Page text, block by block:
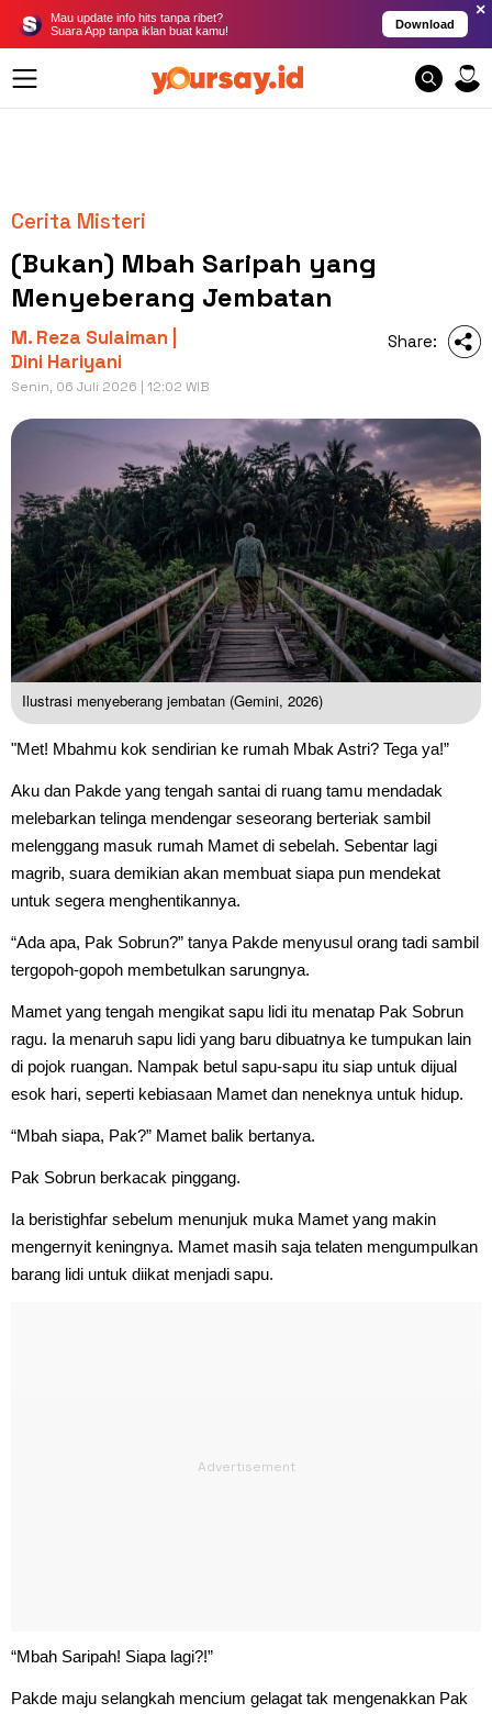
Mau update info hits tanpa ribet?
Suara App tanpa iklan buat kamu!
Download
×
Cerita Misteri
(Bukan) Mbah Saripah yang
Menyeberang Jembatan
M. Reza Sulaiman |
Dini Hariyani
Senin, 06 Juli 2026 | 12:02 WIB
Share:
Ilustrasi menyeberang jembatan (Gemini, 2026)
"Met! Mbahmu kok sendirian ke rumah Mbak Astri? Tega ya!”
Aku dan Pakde yang tengah santai di ruang tamu mendadak
melebarkan telinga mendengar seseorang berteriak sambil
melenggang masuk rumah Mamet di sebelah. Sebentar lagi
magrib, suara demikian akan membuat siapa pun mendekat
untuk segera menghentikannya.
“Ada apa, Pak Sobrun?” tanya Pakde menyusul orang tadi sambil
tergopoh-gopoh membetulkan sarungnya.
Mamet yang tengah mengikat sapu lidi itu menatap Pak Sobrun
ragu. Ia menaruh sapu lidi yang baru dibuatnya ke tumpukan lain
di pojok ruangan. Nampak betul sapu-sapu itu siap untuk dijual
esok hari, seperti kebiasaan Mamet dan neneknya untuk hidup.
“Mbah siapa, Pak?” Mamet balik bertanya.
Pak Sobrun berkacak pinggang.
Ia beristighfar sebelum menunjuk muka Mamet yang makin
mengernyit keningnya. Mamet masih saja telaten mengumpulkan
barang lidi untuk diikat menjadi sapu.
“Mbah Saripah! Siapa lagi?!”
Pakde maju selangkah mencium gelagat tak mengenakkan Pak